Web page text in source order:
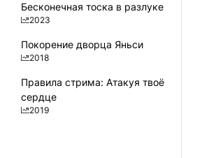
Бесконечная тоска в разлуке
2023
Покорение дворца Яньси
2018
Правила стрима: Атакуя твоё
сердце
2019